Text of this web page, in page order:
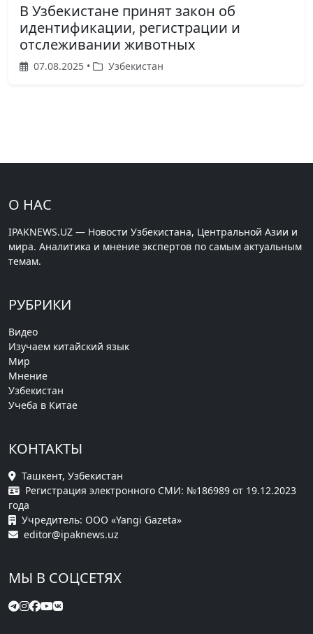
В Узбекистане принят закон об
идентификации, регистрации и
отслеживании животных
07.08.2025 • Узбекистан
О НАС
IPAKNEWS.UZ — Новости Узбекистана, Центральной Азии и
мира. Аналитика и мнение экспертов по самым актуальным
темам.
РУБРИКИ
Видео
Изучаем китайский язык
Мир
Мнение
Узбекистан
Учеба в Китае
КОНТАКТЫ
Ташкент, Узбекистан
Регистрация электронного СМИ: №186989 от 19.12.2023
года
Учредитель: ООО «Yangi Gazeta»
editor@ipaknews.uz
МЫ В СОЦСЕТЯХ